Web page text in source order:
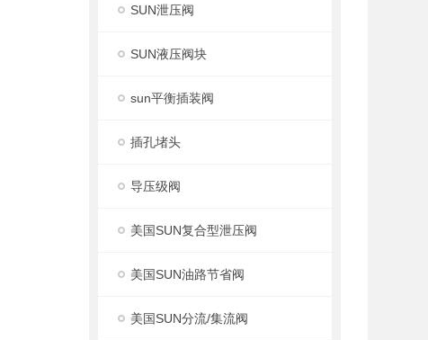
SUN泄压阀
SUN液压阀块
sun平衡插装阀
插孔堵头
导压级阀
美国SUN复合型泄压阀
美国SUN油路节省阀
美国SUN分流/集流阀